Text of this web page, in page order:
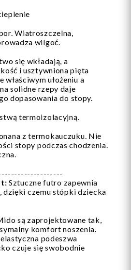
Wiatroszczelna,
wilgoć.
się wkładają, a
i usztywniona pięta
właściwym ułożeniu a
solidne rzepy daje
dopasowania do stopy.
termoizolacyjną.
z termokauczuku. Nie
stopy podczas chodzenia.
Sztuczne futro zapewnia
dzięki czemu stópki dziecka
są zaprojektowane tak,
komfort noszenia.
podeszwa
czuje się swobodnie